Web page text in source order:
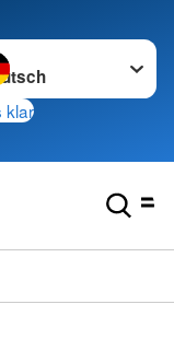
wechseln zu
klar